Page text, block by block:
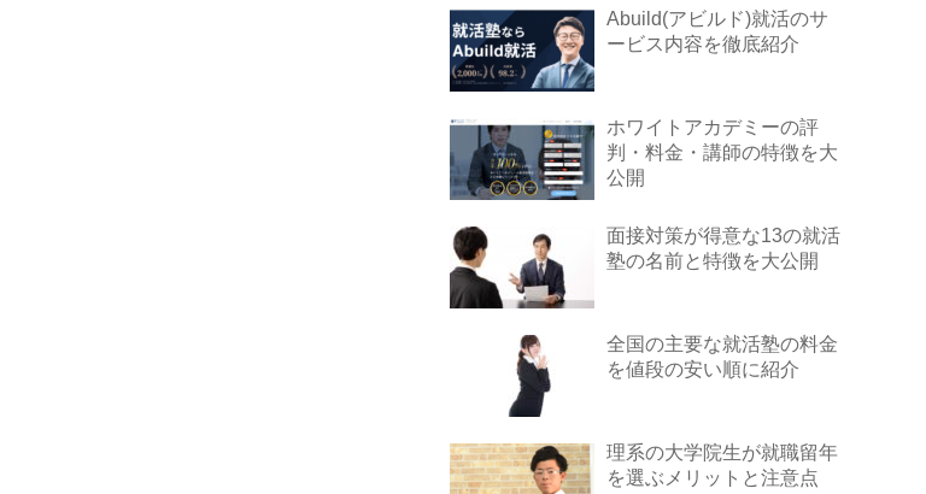
Abuild(アビルド)就活のサ
ービス内容を徹底紹介
ホワイトアカデミーの評
判・料金・講師の特徴を大
公開
面接対策が得意な13の就活
塾の名前と特徴を大公開
全国の主要な就活塾の料金
を値段の安い順に紹介
理系の大学院生が就職留年
を選ぶメリットと注意点